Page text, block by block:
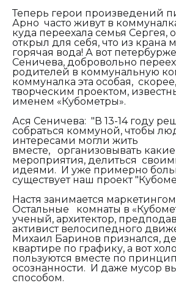
Теперь герои произведений
Арно часто живут в
куда переехала семья Сергея,
открыл для себя, что из крана
горячая вода! А вот
Сеничева, добровольно
родителей в коммунальную
коммуналка эта особая,
творческим проектом,
именем «Кубометры».
Ася Сеничева: "В 13-14 году
собраться коммуной, чтобы
интересами могли жить
вместе,
организовывать
мероприятия, делиться
идеями. И уже примерно
существует наш проект
Настя занимается
Остальные комнаты в
ученый, архитектор,
активист велосипедного
Михаил Баринов признался,
квартире по графику, а вот
пользуются вместе по
осознанности. И даже мусор
способом.